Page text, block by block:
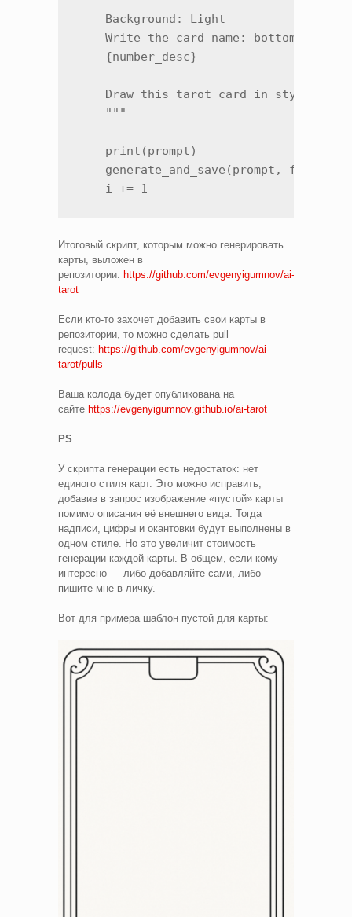
    Background: Light
    Write the card name: bottom center.
    {number_desc}
Draw this tarot card in style:
    """
    print(prompt)
    generate_and_save(prompt, filepath)
    i += 1
Итоговый скрипт, которым можно генерировать
карты, выложен в
репозитории: https://github.com/evgenyigumnov/ai-
tarot
Если кто-то захочет добавить свои карты в
репозитории, то можно сделать pull
request: https://github.com/evgenyigumnov/ai-
tarot/pulls
Ваша колода будет опубликована на
сайте https://evgenyigumnov.github.io/ai-tarot
PS
У скрипта генерации есть недостаток: нет
единого стиля карт. Это можно исправить,
добавив в запрос изображение «пустой» карты
помимо описания её внешнего вида. Тогда
надписи, цифры и окантовки будут выполнены в
одном стиле. Но это увеличит стоимость
генерации каждой карты. В общем, если кому
интересно — либо добавляйте сами, либо
пишите мне в личку.
Вот для примера шаблон пустой для карты: